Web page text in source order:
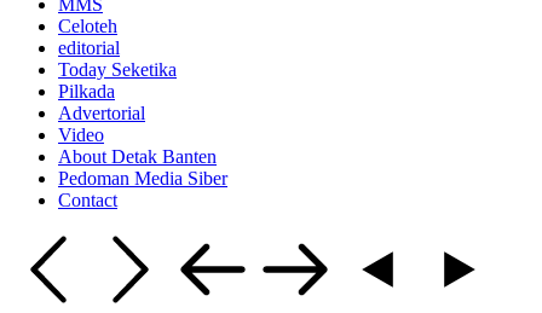
MMS
Celoteh
editorial
Today Seketika
Pilkada
Advertorial
Video
About Detak Banten
Pedoman Media Siber
Contact